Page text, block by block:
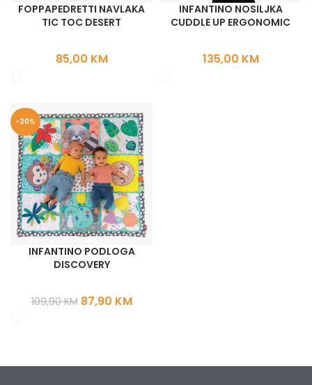
FOPPAPEDRETTI NAVLAKA
TIC TOC DESERT
85,00 KM
INFANTINO NOSILJKA
CUDDLE UP ERGONOMIC
135,00 KM
-20%
INFANTINO PODLOGA
DISCOVERY
109,90KM 87,90 KM